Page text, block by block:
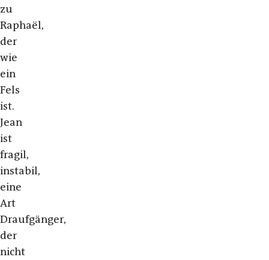
zu
Raphaël,
der
wie
ein
Fels
ist.
Jean
ist
fragil,
instabil,
eine
Art
Draufgänger,
der
nicht